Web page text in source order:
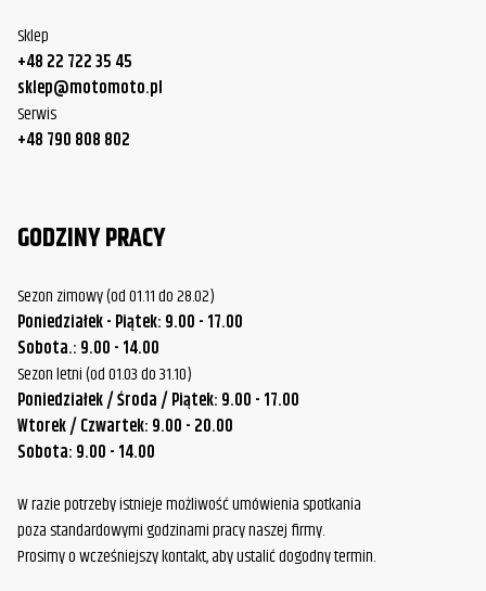
Sklep
+48 22 722 35 45
sklep@motomoto.pl
Serwis
+48 790 808 802
GODZINY PRACY
Sezon zimowy (od 01.11 do 28.02)
Poniedziałek - Piątek: 9.00 - 17.00
Sobota.: 9.00 - 14.00
Sezon letni (od 01.03 do 31.10)
Poniedziałek / Środa / Piątek: 9.00 - 17.00
Wtorek / Czwartek: 9.00 - 20.00
Sobota: 9.00 - 14.00
W razie potrzeby istnieje możliwość umówienia spotkania
poza standardowymi godzinami pracy naszej firmy.
Prosimy o wcześniejszy kontakt, aby ustalić dogodny termin.